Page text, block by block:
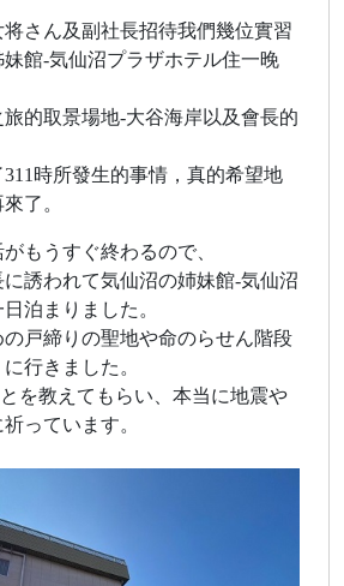
さん及副社長招待我們幾位實習
館-気仙沼プラザホテル住一晚
的取景場地-大谷海岸以及會長的
時所發生的事情，真的希望地
了。
もうすぐ終わるので、
誘われて気仙沼の姉妹館‐気仙沼
泊まりました。
戸締りの聖地や命のらせん階段
行きました。
を教えてもらい、本当に地震や
っています。